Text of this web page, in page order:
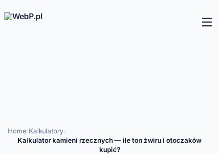
Home›Kalkulatory›
Kalkulator kamieni rzecznych — ile ton żwiru i otoczaków
kupić?